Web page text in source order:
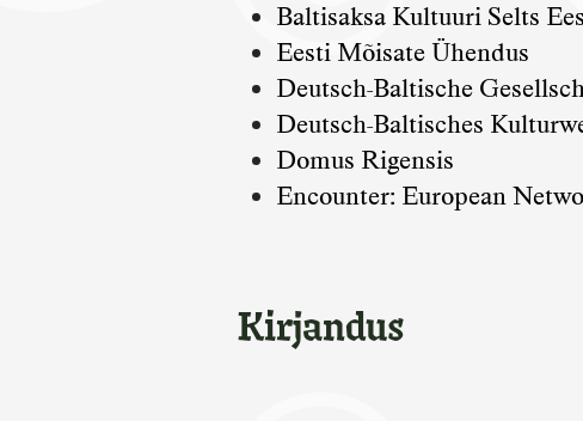
Baltisaksa Kultuuri Selts
Eesti Mõisate Ühendus
Deutsch-Baltische
Deutsch-Baltisches
Domus Rigensis
Encounter: European
Kirjandus